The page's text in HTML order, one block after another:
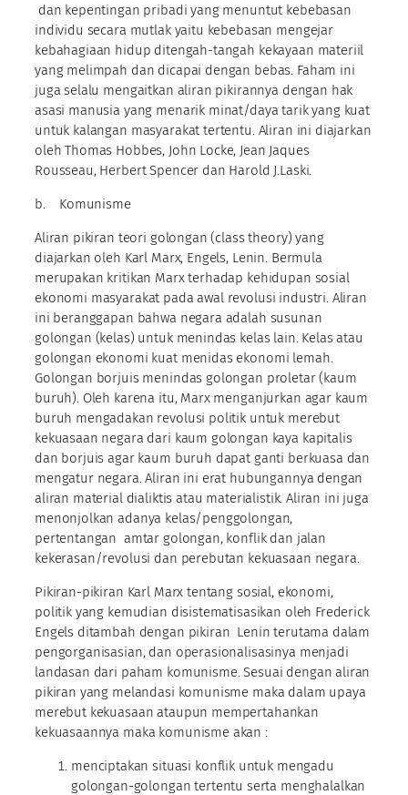
dan kepentingan pribadi yang menuntut kebebasan
individu secara mutlak yaitu kebebasan mengejar
kebahagiaan hidup ditengah-tangah kekayaan materiil
yang melimpah dan dicapai dengan bebas. Faham ini
juga selalu mengaitkan aliran pikirannya dengan hak
asasi manusia yang menarik minat/daya tarik yang kuat
untuk kalangan masyarakat tertentu. Aliran ini diajarkan
oleh Thomas Hobbes, John Locke, Jean Jaques
Rousseau, Herbert Spencer dan Harold J.Laski.
b. Komunisme
Aliran pikiran teori golongan (class theory) yang
diajarkan oleh Karl Marx, Engels, Lenin. Bermula
merupakan kritikan Marx terhadap kehidupan sosial
ekonomi masyarakat pada awal revolusi industri. Aliran
ini beranggapan bahwa negara adalah susunan
golongan (kelas) untuk menindas kelas lain. Kelas atau
golongan ekonomi kuat menidas ekonomi lemah.
Golongan borjuis menindas golongan proletar (kaum
buruh). Oleh karena itu, Marx menganjurkan agar kaum
buruh mengadakan revolusi politik untuk merebut
kekuasaan negara dari kaum golongan kaya kapitalis
dan borjuis agar kaum buruh dapat ganti berkuasa dan
mengatur negara. Aliran ini erat hubungannya dengan
aliran material dialiktis atau materialistik. Aliran ini juga
menonjolkan adanya kelas/penggolongan,
pertentangan amtar golongan, konflik dan jalan
kekerasan/revolusi dan perebutan kekuasaan negara.
Pikiran-pikiran Karl Marx tentang sosial, ekonomi,
politik yang kemudian disistematisasikan oleh Frederick
Engels ditambah dengan pikiran Lenin terutama dalam
pengorganisasian, dan operasionalisasinya menjadi
landasan dari paham komunisme. Sesuai dengan aliran
pikiran yang melandasi komunisme maka dalam upaya
merebut kekuasaan ataupun mempertahankan
kekuasaannya maka komunisme akan :
menciptakan situasi konflik untuk mengadu
golongan-golongan tertentu serta menghalalkan